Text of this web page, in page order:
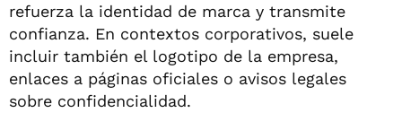
refuerza la identidad de marca y transmite
confianza. En contextos corporativos, suele
incluir también el logotipo de la empresa,
enlaces a páginas oficiales o avisos legales
sobre confidencialidad.